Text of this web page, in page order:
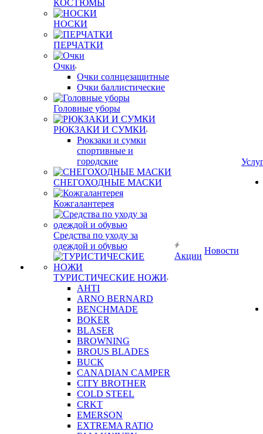
КОСТЮМЫ
НОСКИ
ПЕРЧАТКИ
Очки
Очки солнцезащитные
Очки баллистические
Головные уборы
РЮКЗАКИ И СУМКИ
Рюкзаки и сумки
спортивные и
городские
СНЕГОХОДНЫЕ МАСКИ
Кожгалантерея
Средства по уходу за
одеждой и обувью
ТУРИСТИЧЕСКИЕ НОЖИ
AHTI
ARNO BERNARD
BENCHMADE
BOKER
BLASER
BROWNING
BROUS BLADES
BUCK
CANADIAN CAMPER
CITY BROTHER
COLD STEEL
CRKT
EMERSON
EXTREMA RATIO
Акции
Новости